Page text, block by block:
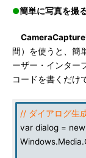
●簡単に写真を撮
間）を使うと、簡
ーザー・インター
コードを書くだけ
// ダイアログ生
var dialog = new